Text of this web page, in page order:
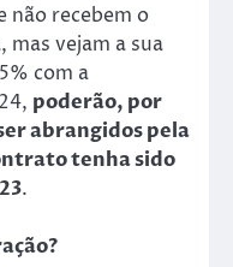
não recebem o
vejam a sua
com a
poderão, por
abrangidos pela
tenha sido
.